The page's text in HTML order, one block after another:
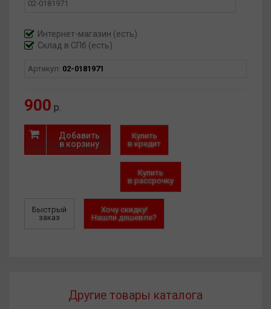
Интернет-магазин (есть)
Склад в СПб (есть)
Артикул: 02-0181971
900 р.
Добавить
в корзину
Купить
в кредит
Купить
в рассрочку
Быстрый
заказ
Хочу скидку!
Нашли дешевле?
Другие товары каталога